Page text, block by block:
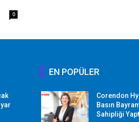
0
EN POPÜLER
Corendon
Basın
Sahipliği